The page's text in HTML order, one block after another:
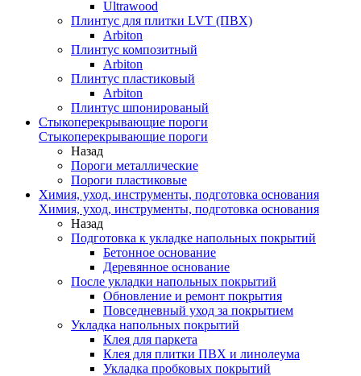
Ultrawood
Плинтус для плитки LVT (ПВХ)
Arbiton
Плинтус композитный
Arbiton
Плинтус пластиковый
Arbiton
Плинтус шпонированый
Стыкоперекрывающие пороги
Стыкоперекрывающие пороги
Назад
Пороги металлические
Пороги пластиковые
Химия, уход, инструменты, подготовка основания
Химия, уход, инструменты, подготовка основания
Назад
Подготовка к укладке напольных покрытий
Бетонное основание
Деревянное основание
После укладки напольных покрытий
Обновление и ремонт покрытия
Повседневный уход за покрытием
Укладка напольных покрытий
Клея для паркета
Клея для плитки ПВХ и линолеума
Укладка пробковых покрытий